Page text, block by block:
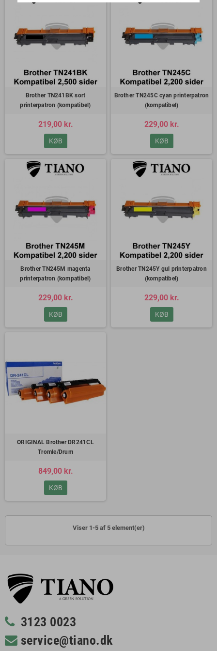
Brother TN241BK sort
printerpatron (kompatibel)
219,00 kr.
KØB
Brother TN245C cyan printerpatron
(kompatibel)
229,00 kr.
KØB
Brother TN245M magenta
printerpatron (kompatibel)
229,00 kr.
KØB
Brother TN245Y gul printerpatron
(kompatibel)
229,00 kr.
KØB
ORIGINAL Brother DR241CL
Tromle/Drum
849,00 kr.
KØB
Viser 1-5 af 5 element(er)
3123 0023
service@tiano.dk